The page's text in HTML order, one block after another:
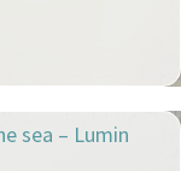
sea – Lumin